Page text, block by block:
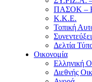
ΠΑΣΟΚ –
Κ.Κ.Ε.
Τοπική
Δελτία
Οικονομία
Ελληνική
Διεθνής